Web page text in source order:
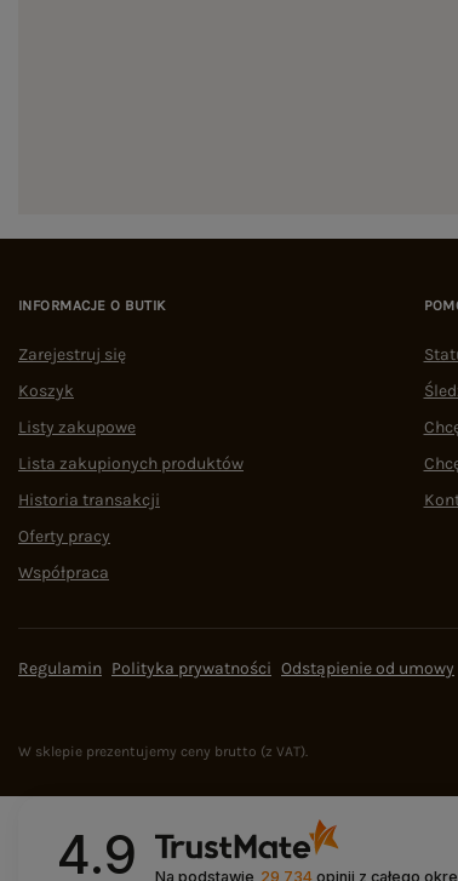
INFORMACJE O BUTIK
Zarejestruj się
Koszyk
Listy zakupowe
Lista zakupionych produktów
Historia transakcji
Oferty pracy
Współpraca
Regulamin Polityka prywatności Odstąpienie od umowy
W sklepie prezentujemy ceny brutto (z VAT).
4.9 Na podstawie 29 734 opinii z całego